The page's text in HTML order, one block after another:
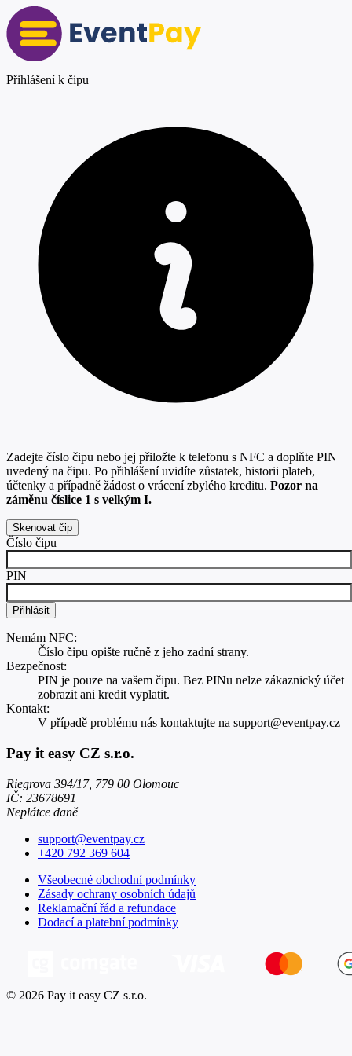
Přihlášení k čipu
Zadejte číslo čipu nebo jej přiložte k telefonu s NFC a doplňte PIN
uvedený na čipu. Po přihlášení uvidíte zůstatek, historii plateb,
účtenky a případně žádost o vrácení zbylého kreditu. Pozor na
záměnu číslice 1 s velkým I.
Skenovat čip
Číslo čipu
PIN
Nemám NFC:
Číslo čipu opište ručně z jeho zadní strany.
Bezpečnost:
PIN je pouze na vašem čipu. Bez PINu nelze zákaznický účet
zobrazit ani kredit vyplatit.
Kontakt:
V případě problému nás kontaktujte na support@eventpay.cz
Pay it easy CZ s.r.o.
Riegrova 394/17, 779 00 Olomouc
IČ: 23678691
Neplátce daně
support@eventpay.cz
+420 792 369 604
Všeobecné obchodní podmínky
Zásady ochrany osobních údajů
Reklamační řád a refundace
Dodací a platební podmínky
© 2026 Pay it easy CZ s.r.o.